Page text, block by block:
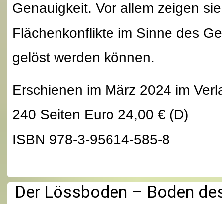
Genauigkeit. Vor allem zeigen
Flächenkonflikte im Sinne des
gelöst werden können.
Erschienen im März 2024 im
240 Seiten Euro 24,00 € (D)
ISBN 978-3-95614-585-8
Der Lössboden – Boden